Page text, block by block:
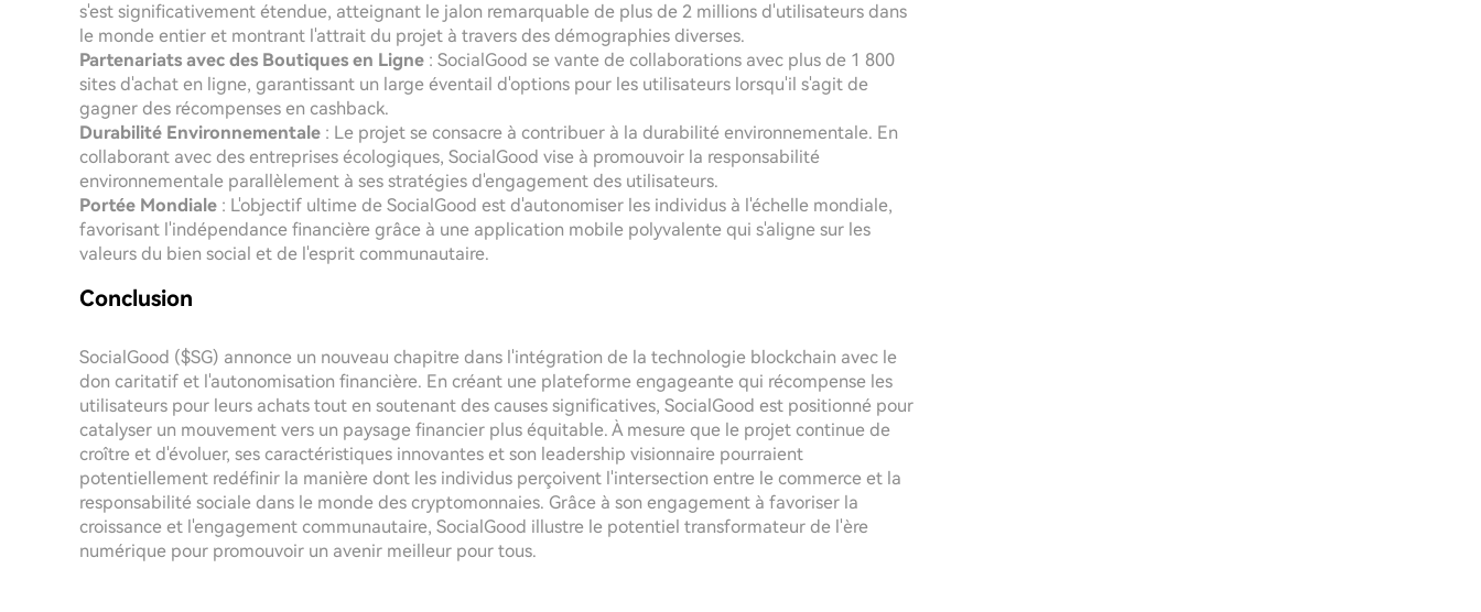
s'est significativement étendue, atteignant le jalon remarquable de plus de 2 millions d'utilisateurs dans
le monde entier et montrant l'attrait du projet à travers des démographies diverses.
Partenariats avec des Boutiques en Ligne : SocialGood se vante de collaborations avec plus de 1 800
sites d'achat en ligne, garantissant un large éventail d'options pour les utilisateurs lorsqu'il s'agit de
gagner des récompenses en cashback.
Durabilité Environnementale : Le projet se consacre à contribuer à la durabilité environnementale. En
collaborant avec des entreprises écologiques, SocialGood vise à promouvoir la responsabilité
environnementale parallèlement à ses stratégies d'engagement des utilisateurs.
Portée Mondiale : L'objectif ultime de SocialGood est d'autonomiser les individus à l'échelle mondiale,
favorisant l'indépendance financière grâce à une application mobile polyvalente qui s'aligne sur les
valeurs du bien social et de l'esprit communautaire.
Conclusion
SocialGood ($SG) annonce un nouveau chapitre dans l'intégration de la technologie blockchain avec le
don caritatif et l'autonomisation financière. En créant une plateforme engageante qui récompense les
utilisateurs pour leurs achats tout en soutenant des causes significatives, SocialGood est positionné pour
catalyser un mouvement vers un paysage financier plus équitable. À mesure que le projet continue de
croître et d'évoluer, ses caractéristiques innovantes et son leadership visionnaire pourraient
potentiellement redéfinir la manière dont les individus perçoivent l'intersection entre le commerce et la
responsabilité sociale dans le monde des cryptomonnaies. Grâce à son engagement à favoriser la
croissance et l'engagement communautaire, SocialGood illustre le potentiel transformateur de l'ère
numérique pour promouvoir un avenir meilleur pour tous.